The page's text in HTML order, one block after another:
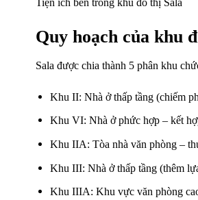
Quy hoạch của khu
Sala được chia thành 5 phân khu
Khu II: Nhà ở thấp tầng (chiếm
Khu VI: Nhà ở phức hợp – kết
Khu IIA: Tòa nhà văn phòng –
Khu III: Nhà ở thấp tầng (thêm
Khu IIIA: Khu vực văn phòng